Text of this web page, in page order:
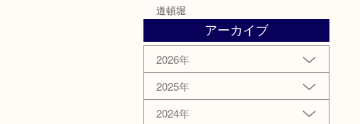
道頓堀
アーカイブ
2026年
2025年
2024年